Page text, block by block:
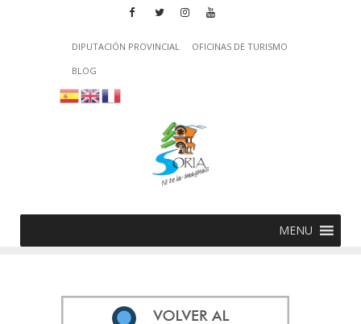
DIPUTACIÓN PROVINCIAL
OFICINAS DE TURISMO
BLOG
MENU